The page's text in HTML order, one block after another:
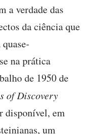
a verdade das
da ciência que
na prática
de 1950 de
of Discovery
disponível, em
um